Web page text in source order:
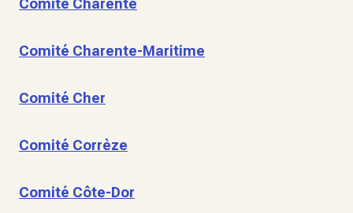
Comité Charente
Comité Charente-Maritime
Comité Cher
Comité Corrèze
Comité Côte-Dor